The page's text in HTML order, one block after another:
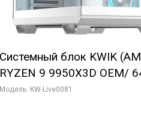
Системный блок KWIK
RYZEN 9 9950X3D OEM/
ОЗУ/ Gigabyte RTX5080
Модель: KW-Live0081